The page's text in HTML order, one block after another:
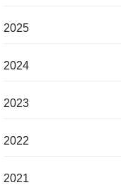
2025
2024
2023
2022
2021